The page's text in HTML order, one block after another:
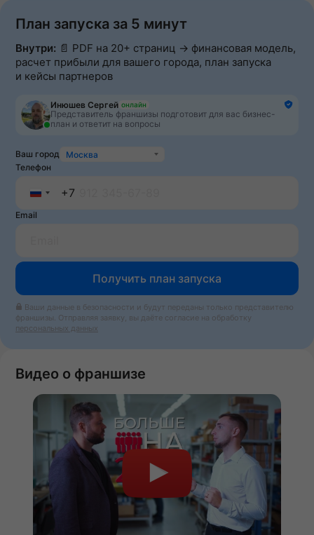
План запуска за 5 минут
Внутри: 📄 PDF на 20+ страниц → финансовая модель,
расчет прибыли для вашего города, план запуска
и кейсы партнеров
Инюшев Сергей онлайн
Представитель франшизы подготовит для вас бизнес-
план и ответит на вопросы
Ваш город
Москва
Телефон
+7
Email
Получить план запуска
Ваши данные в безопасности и будут переданы только представителю
франшизы. Отправляя заявку, вы даёте согласие на обработку
персональных данных
Видео о франшизе